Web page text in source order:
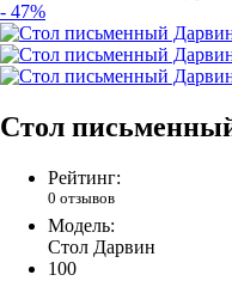
- 47%
Стол
Рейтинг:
0 отзывов
Модель:
Стол Дарвин
100